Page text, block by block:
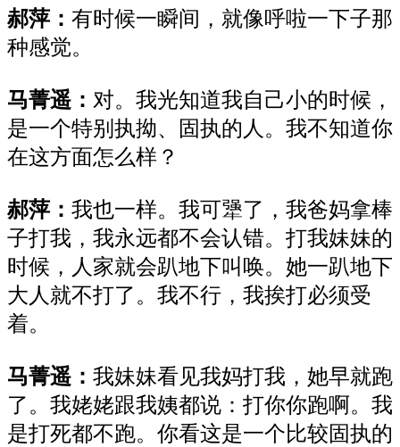
郝萍： 有时候一瞬间，就像呼啦一下子那
种感觉。
马菁遥： 对。我光知道我自己小的时候，
是一个特别执拗、固执的人。我不知道你
在这方面怎么样？
郝萍： 我也一样。我可犟了，我爸妈拿棒
子打我，我永远都不会认错。打我妹妹的
时候，人家就会趴地下叫唤。她一趴地下
大人就不打了。我不行，我挨打必须受
着。
马菁遥： 我妹妹看见我妈打我，她早就跑
了。我姥姥跟我姨都说：打你你跑啊。我
是打死都不跑。你看这是一个比较固执的